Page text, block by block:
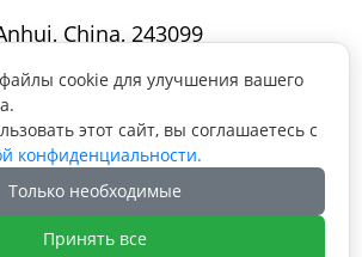
China, 243099
0574
cookie для улучшения вашего
этот сайт, вы соглашаетесь с
конфиденциальности.
Только необходимые
Принять все